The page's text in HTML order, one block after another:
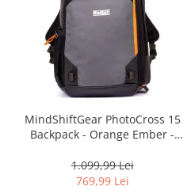
MindShiftGear PhotoCross 15
Backpack - Orange Ember -
1.099,99 Lei
769,99 Lei